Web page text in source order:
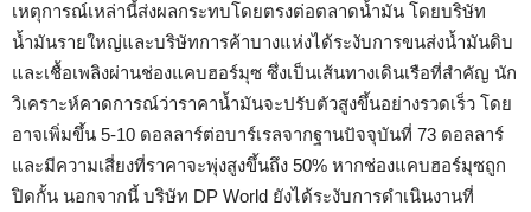
เหตุการณ์เหล่านี้ส่งผลกระทบโดยตรงต่อตลาดน้ำมัน โดยบริษัท
น้ำมันรายใหญ่และบริษัทการค้าบางแห่งได้ระงับการขนส่งน้ำมันดิบ
และเชื้อเพลิงผ่านช่องแคบฮอร์มุซ ซึ่งเป็นเส้นทางเดินเรือที่สำคัญ นัก
วิเคราะห์คาดการณ์ว่าราคาน้ำมันจะปรับตัวสูงขึ้นอย่างรวดเร็ว โดย
อาจเพิ่มขึ้น 5-10 ดอลลาร์ต่อบาร์เรลจากฐานปัจจุบันที่ 73 ดอลลาร์
และมีความเสี่ยงที่ราคาจะพุ่งสูงขึ้นถึง 50% หากช่องแคบฮอร์มุซถูก
ปิดกั้น นอกจากนี้ บริษัท DP World ยังได้ระงับการดำเนินงานที่